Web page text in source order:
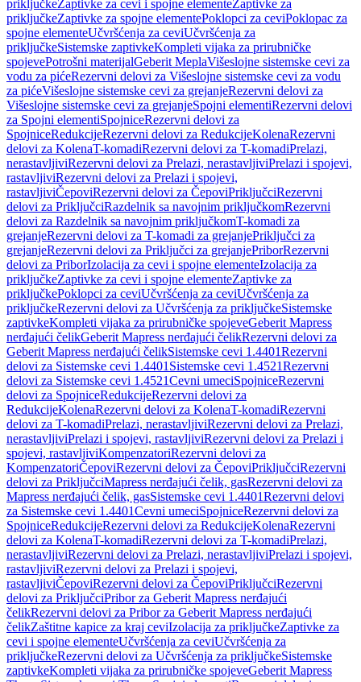
priključkeZaptivke za cevi i spojne elementeZaptivke za
priključkeZaptivke za spojne elementePoklopci za ceviPoklopac za
spojne elementeUčvršćenja za ceviUčvršćenja za
priključkeSistemske zaptivkeKompleti vijaka za prirubničke
spojevePotrošni materijalGeberit MeplaVišeslojne sistemske cevi za
vodu za pićeRezervni delovi za Višeslojne sistemske cevi za vodu
za pićeVišeslojne sistemske cevi za grejanjeRezervni delovi za
Višeslojne sistemske cevi za grejanjeSpojni elementiRezervni delovi
za Spojni elementiSpojniceRezervni delovi za
SpojniceRedukcijeRezervni delovi za RedukcijeKolenaRezervni
delovi za KolenaT-komadiRezervni delovi za T-komadiPrelazi,
nerastavljiviRezervni delovi za Prelazi, nerastavljiviPrelazi i spojevi,
rastavljiviRezervni delovi za Prelazi i spojevi,
rastavljiviČepoviRezervni delovi za ČepoviPriključciRezervni
delovi za PriključciRazdelnik sa navojnim priključkomRezervni
delovi za Razdelnik sa navojnim priključkomT-komadi za
grejanjeRezervni delovi za T-komadi za grejanjePriključci za
grejanjeRezervni delovi za Priključci za grejanjePriborRezervni
delovi za PriborIzolacija za cevi i spojne elementeIzolacija za
priključkeZaptivke za cevi i spojne elementeZaptivke za
priključkePoklopci za ceviUčvršćenja za ceviUčvršćenja za
priključkeRezervni delovi za Učvršćenja za priključkeSistemske
zaptivkeKompleti vijaka za prirubničke spojeveGeberit Mapress
nerđajući čelikGeberit Mapress nerđajući čelikRezervni delovi za
Geberit Mapress nerđajući čelikSistemske cevi 1.4401Rezervni
delovi za Sistemske cevi 1.4401 Sistemske cevi 1.4521Rezervni
delovi za Sistemske cevi 1.4521Cevni umeciSpojniceRezervni
delovi za SpojniceRedukcijeRezervni delovi za
RedukcijeKolenaRezervni delovi za KolenaT-komadiRezervni
delovi za T-komadiPrelazi, nerastavljiviRezervni delovi za Prelazi,
nerastavljiviPrelazi i spojevi, rastavljiviRezervni delovi za Prelazi i
spojevi, rastavljiviKompenzatoriRezervni delovi za
KompenzatoriČepoviRezervni delovi za ČepoviPriključciRezervni
delovi za PriključciMapress nerđajući čelik, gasRezervni delovi za
Mapress nerđajući čelik, gasSistemske cevi 1.4401Rezervni delovi
za Sistemske cevi 1.4401Cevni umeciSpojniceRezervni delovi za
SpojniceRedukcijeRezervni delovi za RedukcijeKolenaRezervni
delovi za KolenaT-komadiRezervni delovi za T-komadiPrelazi,
nerastavljiviRezervni delovi za Prelazi, nerastavljiviPrelazi i spojevi,
rastavljiviRezervni delovi za Prelazi i spojevi,
rastavljiviČepoviRezervni delovi za ČepoviPriključciRezervni
delovi za PriključciPribor za Geberit Mapress nerđajući
čelikRezervni delovi za Pribor za Geberit Mapress nerđajući
čelikZaštitne kapice za kraj ceviIzolacija za priključkeZaptivke za
cevi i spojne elementeUčvršćenja za ceviUčvršćenja za
priključkeRezervni delovi za Učvršćenja za priključkeSistemske
zaptivkeKompleti vijaka za prirubničke spojeveGeberit Mapress